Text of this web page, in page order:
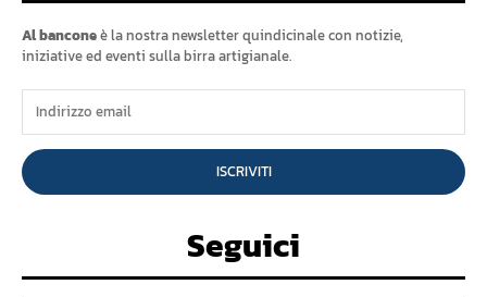
Al banconeè la nostra newsletter quindicinale con notizie,
iniziative ed eventi sulla birra artigianale.
ISCRIVITI
Seguici